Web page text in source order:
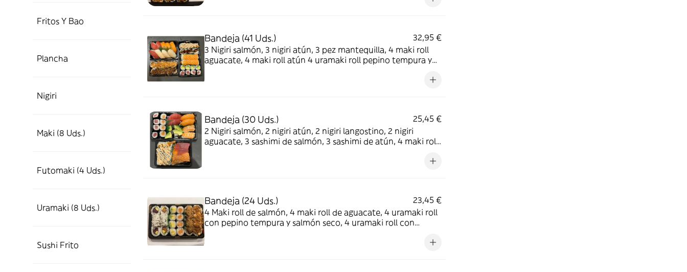
Fritos Y Bao
Plancha
Nigiri
Maki (8 Uds.)
Futomaki (4 Uds.)
Uramaki (8 Uds.)
Sushi Frito
Bandeja (41 Uds.)
32,95 €
3 Nigiri salmón, 3 nigiri atún, 3 pez mantequilla, 4 maki roll
aguacate, 4 maki roll atún 4 uramaki roll pepino tempura y
pato roll 4 langostino roll 8 salmón y aguacate con salmón
Bandeja (30 Uds.)
25,45 €
2 Nigiri salmón, 2 nigiri atún, 2 nigiri langostino, 2 nigiri
aguacate, 3 sashimi de salmón, 3 sashimi de atún, 4 maki roll
Bandeja (24 Uds.)
23,45 €
4 Maki roll de salmón, 4 maki roll de aguacate, 4 uramaki roll
con pepino tempura y salmón seco, 4 uramaki roll con